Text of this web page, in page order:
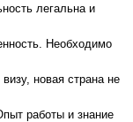
легальна и
Необходимо
новая страна не
работы и знание